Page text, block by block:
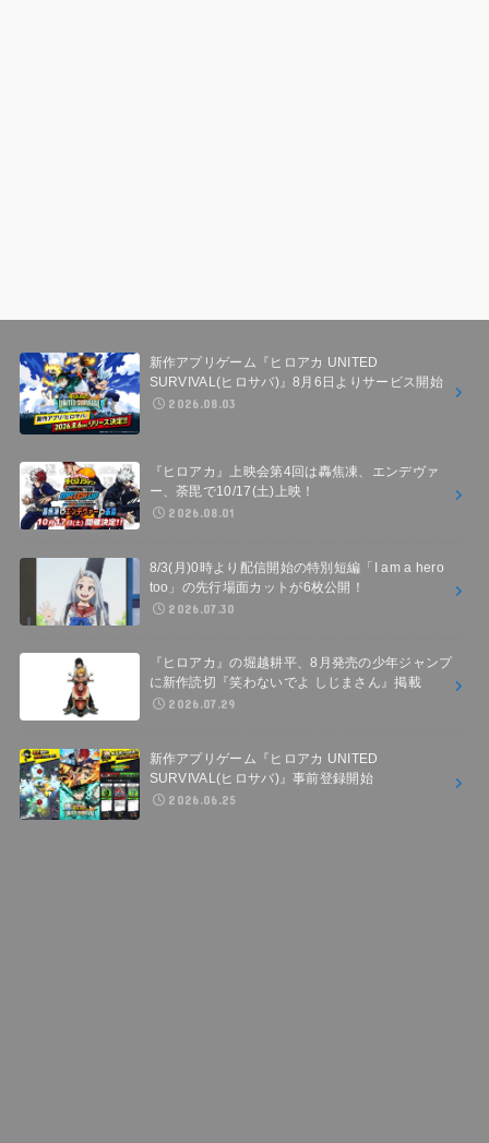
新作アプリゲーム『ヒロアカ UNITED
SURVIVAL(ヒロサバ)』8月6日よりサービス開始
2026.08.03
『ヒロアカ』上映会第4回は轟焦凍、エンデヴァ
ー、荼毘で10/17(土)上映！
2026.08.01
8/3(月)0時より配信開始の特別短編「I am a hero
too」の先行場面カットが6枚公開！
2026.07.30
『ヒロアカ』の堀越耕平、8月発売の少年ジャンプ
に新作読切『笑わないでよ しじまさん』掲載
2026.07.29
新作アプリゲーム『ヒロアカ UNITED
SURVIVAL(ヒロサバ)』事前登録開始
2026.06.25